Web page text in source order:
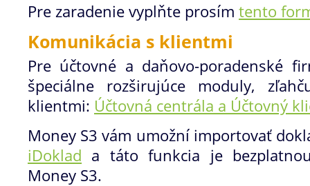
Pre zaradenie vyplňte prosím tento
Komunikácia s klientmi
Pre účtovné a daňovo-poradenské
špeciálne rozširujúce moduly,
klientmi: Účtovná centrála a Účtovný
Money S3 vám umožní importovať
iDoklad a táto funkcia je
Money S3.